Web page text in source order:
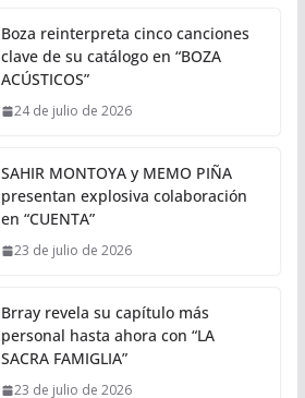
Boza reinterpreta cinco canciones
clave de su catálogo en “BOZA
ACÚSTICOS”
24 de julio de 2026
SAHIR MONTOYA y MEMO PIÑA
presentan explosiva colaboración
en “CUENTA”
23 de julio de 2026
Brray revela su capítulo más
personal hasta ahora con “LA
SACRA FAMIGLIA”
23 de julio de 2026